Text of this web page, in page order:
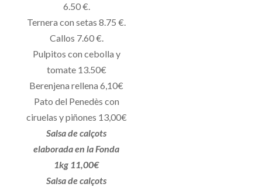
6.50 €.
Ternera con setas 8.75 €.
Callos 7.60 €.
Pulpitos con cebolla y
tomate 13.50€
Berenjena rellena 6,10€
Pato del Penedès con
ciruelas y piñones 13,00€
Salsa de calçots
elaborada en la Fonda
1kg 11,00€
Salsa de calçots